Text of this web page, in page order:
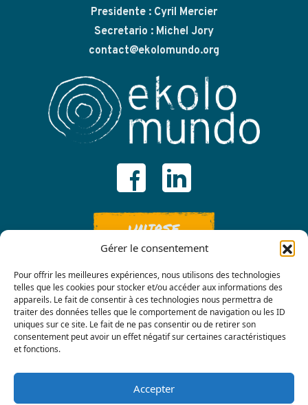
Gérer le consentement
Pour offrir les meilleures expériences, nous utilisons des technologies
telles que les cookies pour stocker et/ou accéder aux informations des
appareils. Le fait de consentir à ces technologies nous permettra de
traiter des données telles que le comportement de navigation ou les ID
uniques sur ce site. Le fait de ne pas consentir ou de retirer son
consentement peut avoir un effet négatif sur certaines caractéristiques
et fonctions.
Accepter
Presidente : Cyril Mercier
Secretario : Michel Jory
contact@ekolomundo.org
UNIRSE
Contáctenos